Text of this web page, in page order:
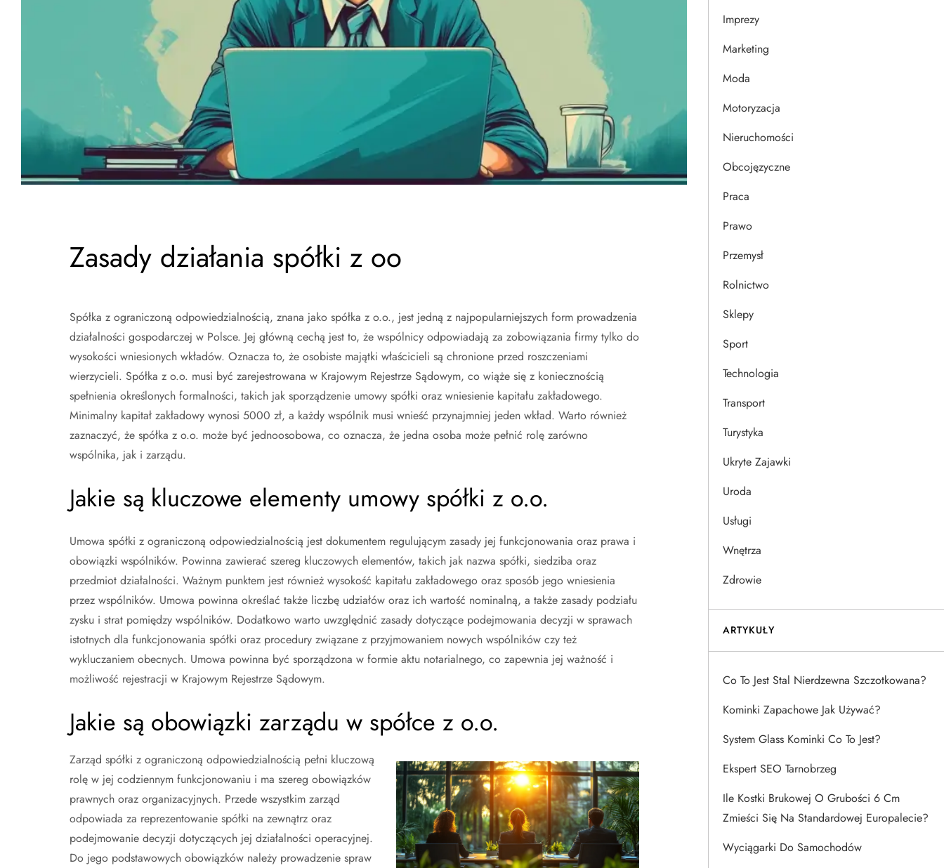
Zasady działania spółki z oo
Spółka z ograniczoną odpowiedzialnością, znana jako spółka z o.o., jest jedną z najpopularniejszych form prowadzenia
działalności gospodarczej w Polsce. Jej główną cechą jest to, że wspólnicy odpowiadają za zobowiązania firmy tylko do
wysokości wniesionych wkładów. Oznacza to, że osobiste majątki właścicieli są chronione przed roszczeniami
wierzycieli. Spółka z o.o. musi być zarejestrowana w Krajowym Rejestrze Sądowym, co wiąże się z koniecznością
spełnienia określonych formalności, takich jak sporządzenie umowy spółki oraz wniesienie kapitału zakładowego.
Minimalny kapitał zakładowy wynosi 5000 zł, a każdy wspólnik musi wnieść przynajmniej jeden wkład. Warto również
zaznaczyć, że spółka z o.o. może być jednoosobowa, co oznacza, że jedna osoba może pełnić rolę zarówno
wspólnika, jak i zarządu.
Jakie są kluczowe elementy umowy spółki z o.o.
Umowa spółki z ograniczoną odpowiedzialnością jest dokumentem regulującym zasady jej funkcjonowania oraz prawa i
obowiązki wspólników. Powinna zawierać szereg kluczowych elementów, takich jak nazwa spółki, siedziba oraz
przedmiot działalności. Ważnym punktem jest również wysokość kapitału zakładowego oraz sposób jego wniesienia
przez wspólników. Umowa powinna określać także liczbę udziałów oraz ich wartość nominalną, a także zasady podziału
zysku i strat pomiędzy wspólników. Dodatkowo warto uwzględnić zasady dotyczące podejmowania decyzji w sprawach
istotnych dla funkcjonowania spółki oraz procedury związane z przyjmowaniem nowych wspólników czy też
wykluczaniem obecnych. Umowa powinna być sporządzona w formie aktu notarialnego, co zapewnia jej ważność i
możliwość rejestracji w Krajowym Rejestrze Sądowym.
Jakie są obowiązki zarządu w spółce z o.o.
Zarząd spółki z ograniczoną odpowiedzialnością pełni kluczową
rolę w jej codziennym funkcjonowaniu i ma szereg obowiązków
prawnych oraz organizacyjnych. Przede wszystkim zarząd
odpowiada za reprezentowanie spółki na zewnątrz oraz
podejmowanie decyzji dotyczących jej działalności operacyjnej.
Do jego podstawowych obowiązków należy prowadzenie spraw
Imprezy
Marketing
Moda
Motoryzacja
Nieruchomości
Obcojęzyczne
Praca
Prawo
Przemysł
Rolnictwo
Sklepy
Sport
Technologia
Transport
Turystyka
Ukryte Zajawki
Uroda
Usługi
Wnętrza
Zdrowie
ARTYKUŁY
Co To Jest Stal Nierdzewna Szczotkowana?
Kominki Zapachowe Jak Używać?
System Glass Kominki Co To Jest?
Ekspert SEO Tarnobrzeg
Ile Kostki Brukowej O Grubości 6 Cm
Zmieści Się Na Standardowej Europalecie?
Wyciągarki Do Samochodów